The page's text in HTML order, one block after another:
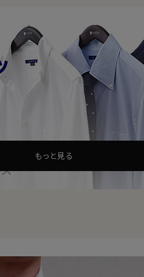
ンストレス”と
もっと見る